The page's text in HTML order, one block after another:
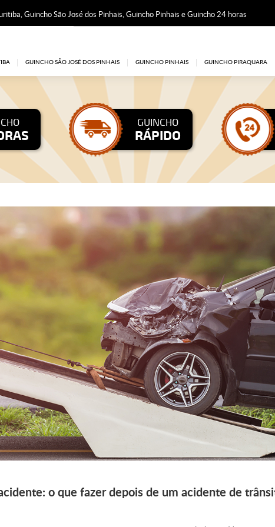
Guincho São José dos Pinhais, Guincho Pinhais e Guincho 24 horas
GUINCHO SÃO JOSÉ DOS PINHAIS GUINCHO PINHAIS GUINCHO PIRAQUARA
GUINCHO
RÁPIDO
o que fazer depois de um acidente de